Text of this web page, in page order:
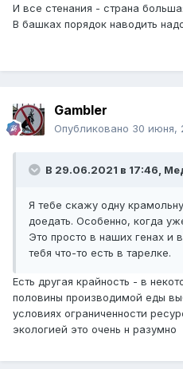
И все стенания - страна
В башках порядок наводить
Gambler
Опубликовано 30 июня,
В 29.06.2021 в 17:46,
Я тебе скажу одну
доедать. Особенно, когда
Это просто в наших генах и
тебя что-то есть в тарелке.
Есть другая крайность - в
половины производимой еды
условиях ограниченности
экологией это очень н разумно